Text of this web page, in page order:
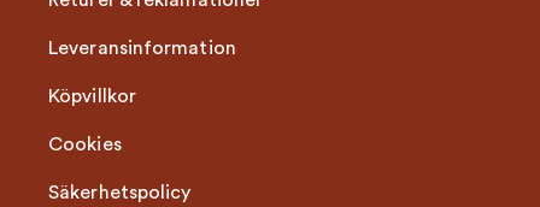
Leveransinformation
Köpvillkor
Cookies
Säkerhetspolicy